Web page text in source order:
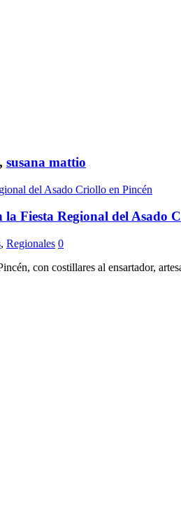
, susana mattio
Fiesta Regional del Asado
, Regionales 0
con costillares al ensartador,